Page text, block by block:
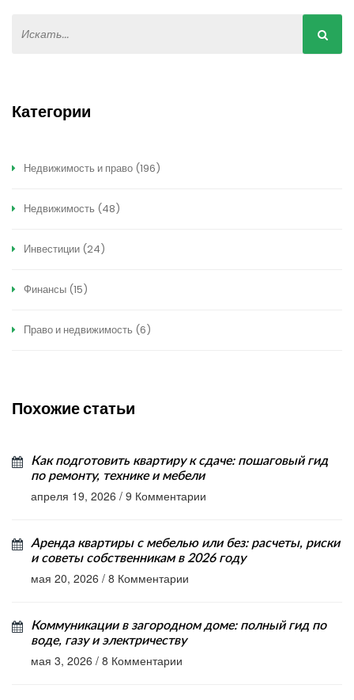
Категории
Недвижимость и право (196)
Недвижимость (48)
Инвестиции (24)
Финансы (15)
Право и недвижимость (6)
Похожие статьи
Как подготовить квартиру к сдаче: пошаговый гид
по ремонту, технике и мебели
апреля 19, 2026 / 9 Комментарии
Аренда квартиры с мебелью или без: расчеты, риски
и советы собственникам в 2026 году
мая 20, 2026 / 8 Комментарии
Коммуникации в загородном доме: полный гид по
воде, газу и электричеству
мая 3, 2026 / 8 Комментарии